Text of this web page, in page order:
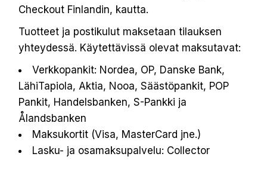
Checkout Finlandin, kautta.
Tuotteet ja postikulut maksetaan tilauksen
yhteydessä. Käytettävissä olevat maksutavat:
Verkkopankit: Nordea, OP, Danske Bank,
LähiTapiola, Aktia, Nooa, Säästöpankit, POP
Pankit, Handelsbanken, S-Pankki ja
Ålandsbanken
Maksukortit (Visa, MasterCard jne.)
Lasku- ja osamaksupalvelu: Collector